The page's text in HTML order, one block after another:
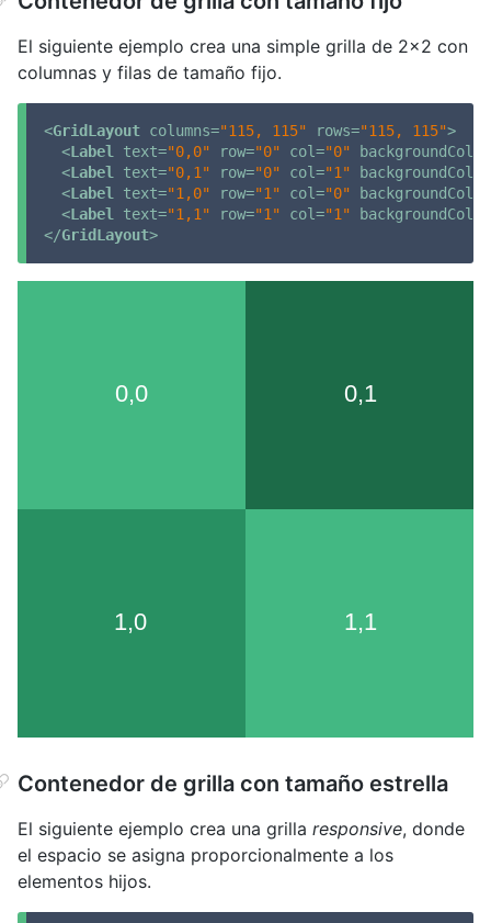
El siguiente ejemplo crea una simple grilla de 2x2 con
columnas y filas de tamaño fijo.
<GridLayout columns="115, 115" rows="115, 115">
<Label text="0,0" row="0" col="0"
backgroundColor
<Label text="0,1" row="0" col="1"
backgroundColor
<Label text="1,0" row="1" col="0"
backgroundColor
<Label text="1,1" row="1" col="1"
backgroundColor
</GridLayout>
Contenedor de grilla con tamaño estrella
El siguiente ejemplo crea una grilla responsive, donde
el espacio se asigna proporcionalmente a los
elementos hijos.